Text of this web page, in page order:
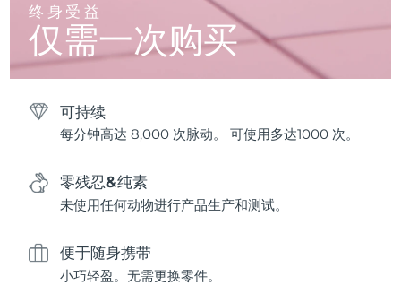
终身受益
仅需一次购买
可持续
每分钟高达 8,000 次脉动。 可使用多达1000 次。
零残忍&纯素
未使用任何动物进行产品生产和测试。
便于随身携带
小巧轻盈。无需更换零件。